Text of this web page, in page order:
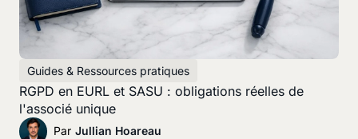
Guides & Ressources pratiques
RGPD en EURL et SASU : obligations réelles de
l'associé unique
Par Jullian Hoareau